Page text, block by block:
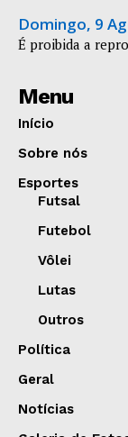
Domingo, 9
É proibida a
Menu
Início
Sobre nós
Esportes
Futsal
Futebol
Vôlei
Lutas
Outros
Política
Geral
Notícias